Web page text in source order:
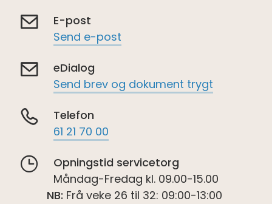
E-post
Send e-post
eDialog
Send brev og dokument trygt
Telefon
61 21 70 00
Opningstid servicetorg
Måndag-Fredag kl. 09.00-15.00
NB: Frå veke 26 til 32: 09:00-13:00